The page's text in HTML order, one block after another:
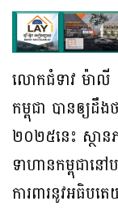
លោកជំទាវ ម៉ាលី
កម្ពុជា បានឲ្យដឹ
២០២៥នេះ ស្ថាន
ទាហានកម្ពុជាន
ការពារនូវអធិប